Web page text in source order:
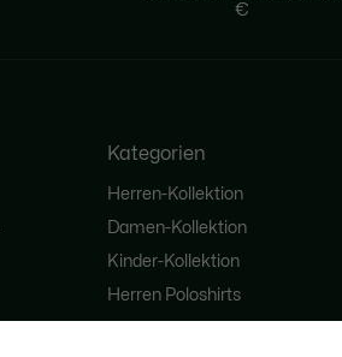
€
Kategorien
Herren-Kollektion
Damen-Kollektion
Kinder-Kollektion
Herren Poloshirts